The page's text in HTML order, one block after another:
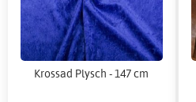
Krossad Plysch - 147 cm